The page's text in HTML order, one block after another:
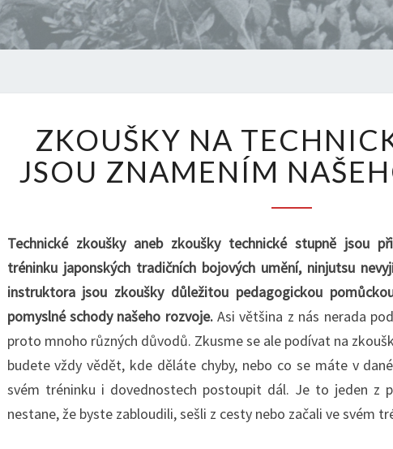
NA
TECHNICKÉ
STUPNĚ
NAŠEHO
ROZVOJE
ZKOUŠKY NA
JSOU ZNAMENÍM
Technické zkoušky aneb zkoušky technické stupně jsou
tréninku japonských tradičních bojových umění, ninjutsu
instruktora jsou zkoušky důležitou pedagogickou
pomyslné schody našeho rozvoje. Asi většina z nás nerada
proto mnoho různých důvodů. Zkusme se ale podívat na
budete vždy vědět, kde děláte chyby, nebo co se máte v
svém tréninku i dovednostech postoupit dál. Je to jeden z
nestane, že byste zabloudili, sešli z cesty nebo začali ve svém